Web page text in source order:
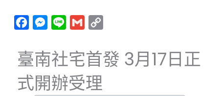
FacebookMessenger
Line Gmail
臺南社宅首發 3月17日正
式開辦受理